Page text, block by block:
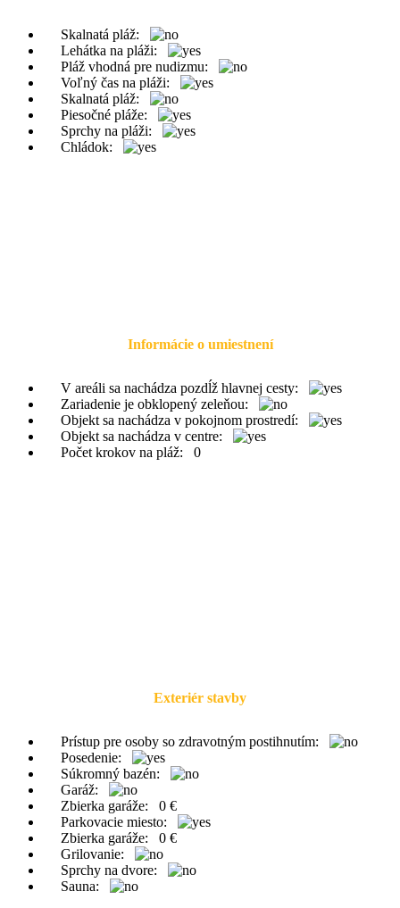
Skalnatá pláž:
Lehátka na pláži:
Pláž vhodná pre nudizmu:
Voľný čas na pláži:
Skalnatá pláž:
Piesočné pláže:
Sprchy na pláži:
Chládok:
Informácie o umiestnení
V areáli sa nachádza pozdĺž hlavnej cesty:
Zariadenie je obklopený zeleňou:
Objekt sa nachádza v pokojnom prostredí:
Objekt sa nachádza v centre:
Počet krokov na pláž: 0
Exteriér stavby
Prístup pre osoby so zdravotným postihnutím:
Posedenie:
Súkromný bazén:
Garáž:
Zbierka garáže: 0 €
Parkovacie miesto:
Zbierka garáže: 0 €
Grilovanie:
Sprchy na dvore:
Sauna: